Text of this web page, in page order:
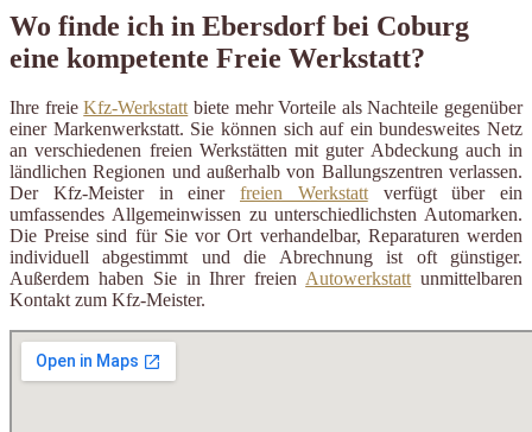
Wo finde ich in Ebersdorf bei Coburg
eine kompetente Freie Werkstatt?
Ihre freieKfz-Werkstattbiete mehr Vorteile als Nachteile gegenüber
einer Markenwerkstatt. Sie können sich auf ein bundesweites Netz
an verschiedenen freien Werkstätten mit guter Abdeckung auch in
ländlichen Regionen und außerhalb von Ballungszentren verlassen.
Der Kfz-Meister in einer freien Werkstattverfügt über ein
umfassendes Allgemeinwissen zu unterschiedlichsten Automarken.
Die Preise sind für Sie vor Ort verhandelbar, Reparaturen werden
individuell abgestimmt und die Abrechnung ist oft günstiger.
Außerdem haben Sie in Ihrer freienAutowerkstattunmittelbaren
Kontakt zum Kfz-Meister.